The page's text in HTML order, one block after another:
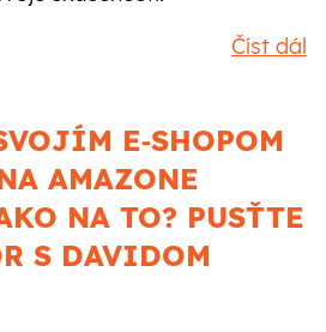
Číst dál
E‑SHOPOM
AMAZONE
NA TO? PUSŤTE
S DAVIDOM